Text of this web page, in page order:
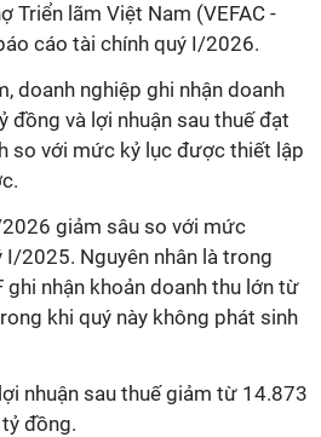
Triển lãm Việt Nam (VEFAC -
cáo tài chính quý I/2026.
doanh nghiệp ghi nhận doanh
đồng và lợi nhuận sau thuế đạt
so với mức kỷ lục được thiết lập
giảm sâu so với mức
2025. Nguyên nhân là trong
ghi nhận khoản doanh thu lớn từ
khi quý này không phát sinh
nhuận sau thuế giảm từ 14.873
đồng.